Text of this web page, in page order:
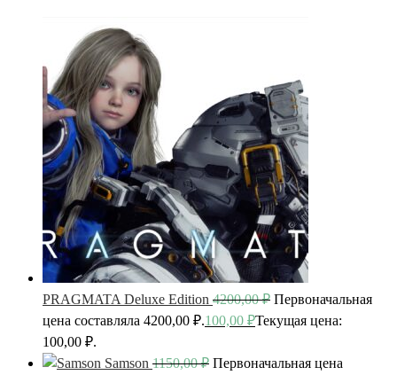
PRAGMATA Deluxe Edition 4200,00₽ Первоначальная
цена составляла 4200,00 ₽.100,00 ₽Текущая цена:
100,00 ₽.
Samson 1150,00₽ Первоначальная цена